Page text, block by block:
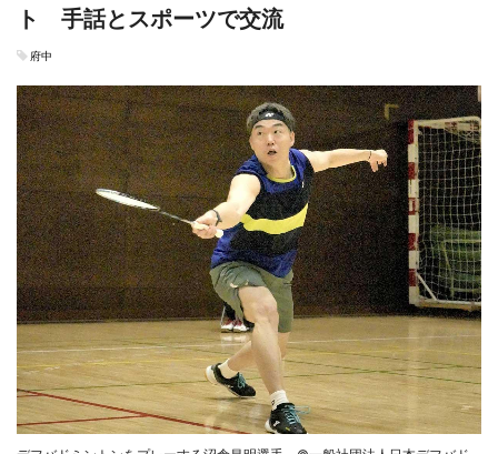
ト 手話とスポーツで交流
府中